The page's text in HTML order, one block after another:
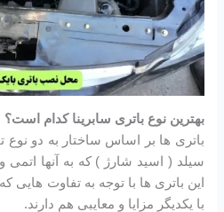
بهترین نوع باتری سابرینا کدام است؟
باتری ها بر اساس ساختار به دو
سیلد ( اسید شارژ ) که به آنها
این باتری ها با توجه به تفاوت هایی
با یکدیگر مزایا و معایبی هم دارند.